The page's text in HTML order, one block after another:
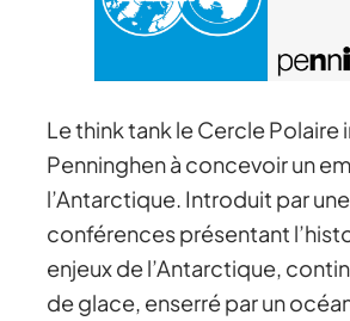
Le think tank le Cercle Polaire
Penninghen à concevoir un
l’Antarctique. Introduit par
conférences présentant
enjeux de l’Antarctique,
de glace, enserré par un